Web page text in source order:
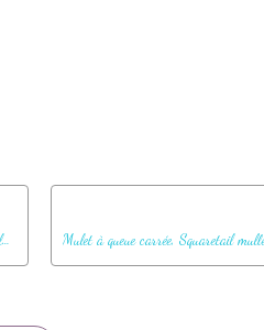
Corail violet et Demoiselle de Brownrigg, Surge damselfish (Chrysiptera brownriggii) - Jardin de Corail - Motu Tautau - Taha'a - Polynésie française